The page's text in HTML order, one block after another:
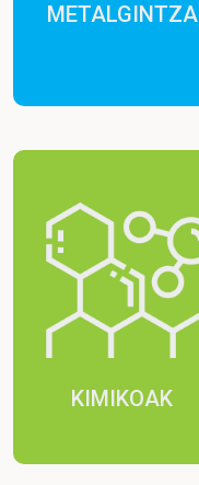
METALGINTZA
KIMIKOAK